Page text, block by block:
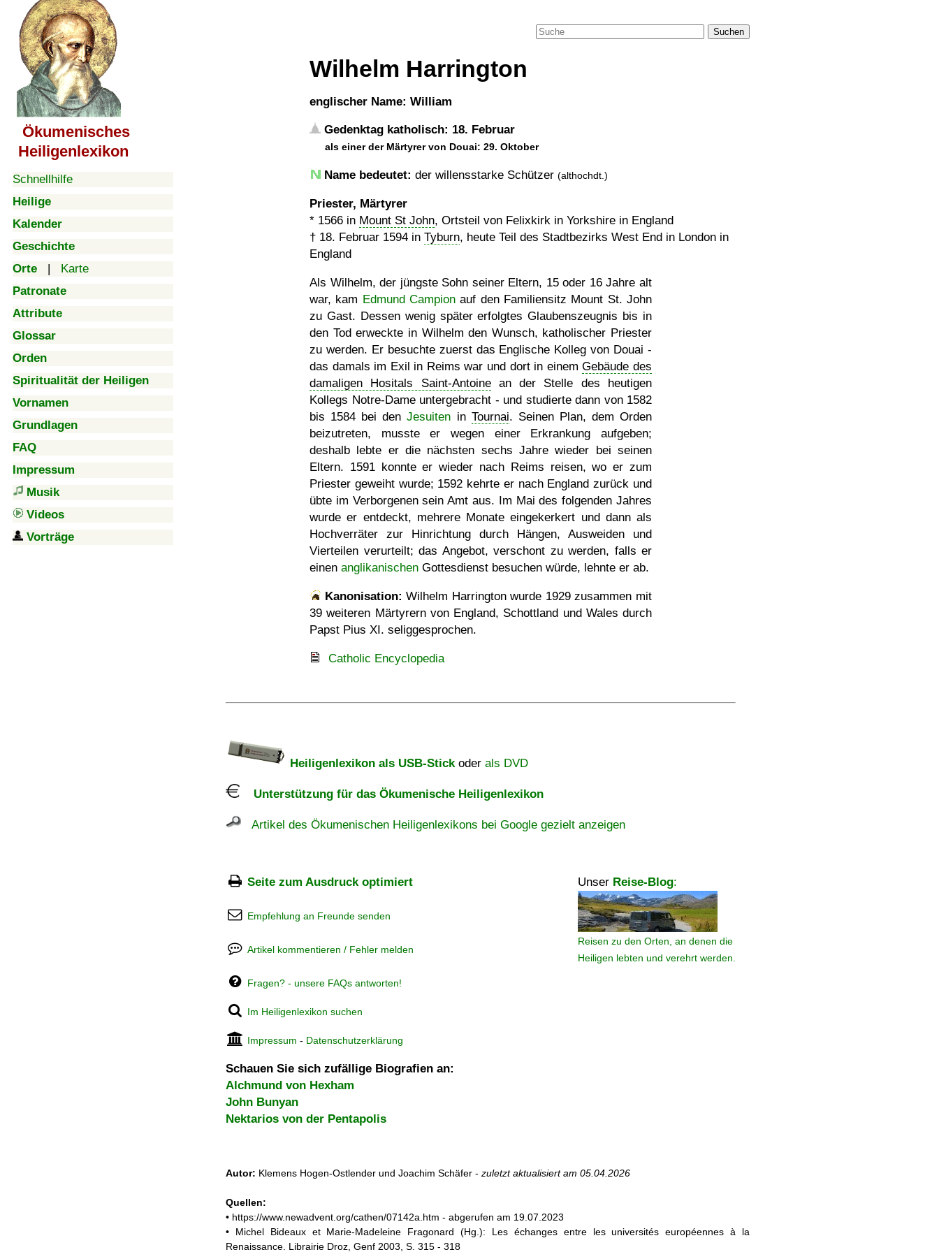
Ökumenisches
Heiligenlexikon
Schnellhilfe
Heilige
Kalender
Geschichte
Orte | Karte
Patronate
Attribute
Glossar
Orden
Spiritualität der Heiligen
Vornamen
Grundlagen
FAQ
Impressum
Musik
Videos
Vorträge
Suchen
Wilhelm Harrington
englischer Name: William
Gedenktag katholisch: 18. Februar
als einer der Märtyrer von Douai: 29. Oktober
Name bedeutet: der willensstarke Schützer (althochdt.)
Priester, Märtyrer
* 1566 in Mount St John, Ortsteil von Felixkirk in Yorkshire in England
† 18. Februar 1594 in Tyburn, heute Teil des Stadtbezirks West End in London in
England
Als Wilhelm, der jüngste Sohn seiner Eltern, 15 oder 16 Jahre alt
war, kam Edmund Campion auf den Familiensitz Mount St. John
zu Gast. Dessen wenig später erfolgtes Glaubenszeugnis bis in
den Tod erweckte in Wilhelm den Wunsch, katholischer Priester
zu werden. Er besuchte zuerst das Englische Kolleg von Douai -
das damals im Exil in Reims war und dort in einemGebäude des
damaligen Hositals Saint-Antoinean der Stelle des heutigen
Kollegs Notre-Dame untergebracht - und studierte dann von 1582
bis 1584 bei denJesuiten in Tournai. Seinen Plan, dem Orden
beizutreten, musste er wegen einer Erkrankung aufgeben;
deshalb lebte er die nächsten sechs Jahre wieder bei seinen
Eltern. 1591 konnte er wieder nach Reims reisen, wo er zum
Priester geweiht wurde; 1592 kehrte er nach England zurück und
übte im Verborgenen sein Amt aus. Im Mai des folgenden Jahres
wurde er entdeckt, mehrere Monate eingekerkert und dann als
Hochverräter zur Hinrichtung durch Hängen, Ausweiden und
Vierteilen verurteilt; das Angebot, verschont zu werden, falls er
einen anglikanischen Gottesdienst besuchen würde, lehnte er ab.
Kanonisation: Wilhelm Harrington wurde 1929zusammen mit
39 weiteren Märtyrern von England, Schottland und Wales durch
Papst Pius XI. seliggesprochen.
Catholic Encyclopedia
Heiligenlexikon als USB-Stickoder als DVD
Unterstützung für das Ökumenische Heiligenlexikon
Artikel des Ökumenischen Heiligenlexikons bei Google gezielt anzeigen
Seite zum Ausdruck optimiert Unser Reise-Blog:
Reisen zu den Orten, an denen die
Heiligen lebten und verehrt werden.
Empfehlung an Freunde senden
Artikel kommentieren / Fehler melden
Fragen? - unsere FAQs antworten!
Im Heiligenlexikon suchen
Impressum - Datenschutzerklärung
Schauen Sie sich zufällige Biografien an:
Alchmund von Hexham
John Bunyan
Nektarios von der Pentapolis
Autor: Klemens Hogen-Ostlender und Joachim Schäfer - zuletzt aktualisiert am 05.04.2026
Quellen:
• https://www.newadvent.org/cathen/07142a.htm - abgerufen am 19.07.2023
• Michel Bideaux et Marie-Madeleine Fragonard (Hg.): Les échanges entre les universités européennes à la
Renaissance. Librairie Droz, Genf 2003, S. 315 - 318